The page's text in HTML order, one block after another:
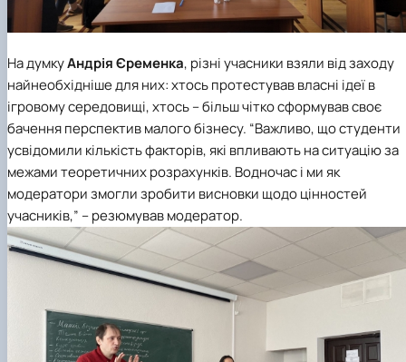
На думкуАндрія Єременка, різні учасники взяли від заходу
найнеобхідніше для них: хтось протестував власні ідеї в
ігровому середовищі, хтось – більш чітко сформував своє
бачення перспектив малого бізнесу. “Важливо, що студенти
усвідомили кількість факторів, які впливають на ситуацію за
межами теоретичних розрахунків. Водночас і ми як
модератори змогли зробити висновки щодо цінностей
учасників,” – резюмував модератор.